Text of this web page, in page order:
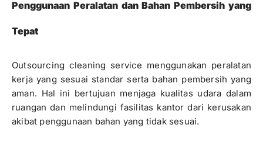
Penggunaan Peralatan dan Bahan Pembersih yang
Tepat
Outsourcing cleaning service menggunakan peralatan
kerja yang sesuai standar serta bahan pembersih yang
aman. Hal ini bertujuan menjaga kualitas udara dalam
ruangan dan melindungi fasilitas kantor dari kerusakan
akibat penggunaan bahan yang tidak sesuai.